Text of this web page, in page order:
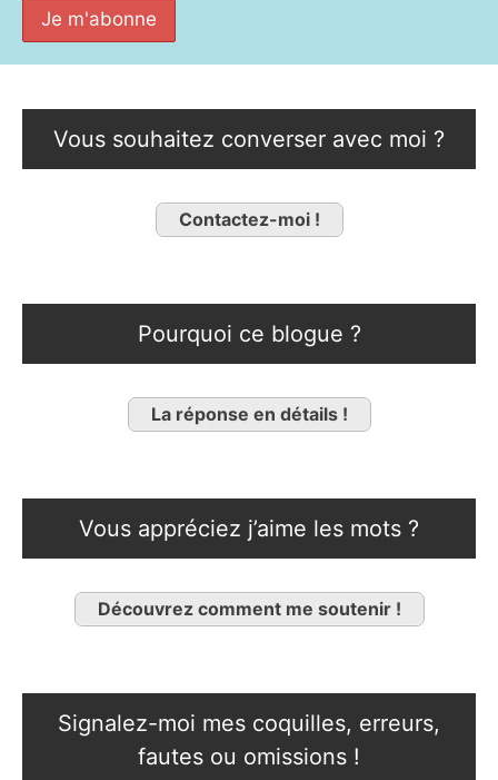
Vous souhaitez converser avec moi ?
Contactez-moi !
Pourquoi ce blogue ?
La réponse en détails !
Vous appréciez j’aime les mots ?
Découvrez comment me soutenir !
Signalez-moi mes coquilles, erreurs,
fautes ou omissions !